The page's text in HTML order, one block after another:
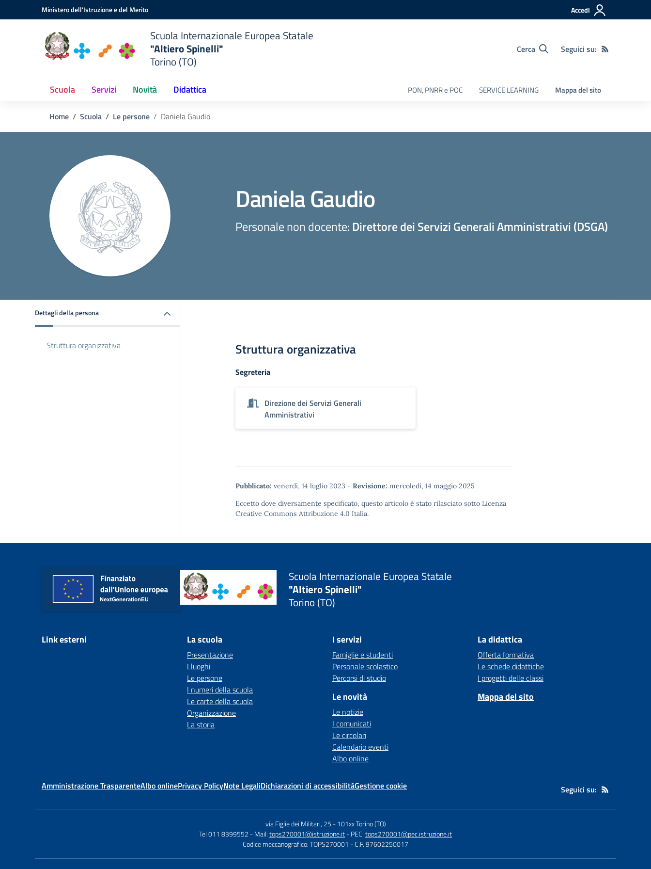
Vai ai contenuti
Vai al menu di navigazioneMinistero dell'Istruzione e del Merito Accedi
Scuola Internazionale Europea Statale
"Altiero Spinelli"
Torino (TO)
Cerca Seguici su:
Scuola Servizi Novità Didattica PON, PNRR e POC SERVICE LEARNING Mappa del sito
Home Scuola Le persone Daniela Gaudio
Daniela Gaudio
Personale non docente: Direttore dei Servizi Generali Amministrativi (DSGA)
Dettagli della persona
Struttura organizzativa Struttura organizzativa
Segreteria
Direzione dei Servizi Generali
Amministrativi
Pubblicato: venerdì, 14 luglio 2023 - Revisione: mercoledì, 14 maggio 2025
Eccetto dove diversamente specificato, questo articolo è stato rilasciato sotto Licenza
Creative Commons Attribuzione 4.0 Italia.
Scuola Internazionale Europea Statale
"Altiero Spinelli"
Torino (TO)
Link esterni La scuola
Presentazione
I luoghi
Le persone
I numeri della scuola
Le carte della scuola
Organizzazione
La storia
I servizi
Famiglie e studenti
Personale scolastico
Percorsi di studio
Le novità
Le notizie
I comunicati
Le circolari
Calendario eventi
Albo online
La didattica
Offerta formativa
Le schede didattiche
I progetti delle classi
Mappa del sito
Amministrazione TrasparenteAlbo onlinePrivacy PolicyNote LegaliDichiarazioni di accessibilitàGestione cookie Seguici su:
via Figlie dei Militari, 25 -101xx Torino (TO)
Tel 011 8399552 - Mail:tops270001@istruzione.it- PEC:tops270001@pec.istruzione.it
Codice meccanografico: TOPS270001 - C.F. 97602250017